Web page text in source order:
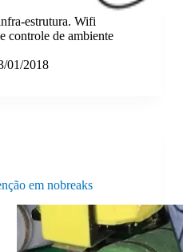
estrutura. Wifi
controle de ambiente
01/2018
em nobreaks